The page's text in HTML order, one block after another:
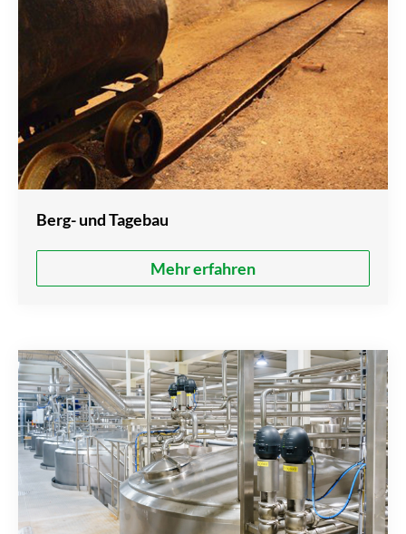
Berg- und Tagebau
Mehr erfahren